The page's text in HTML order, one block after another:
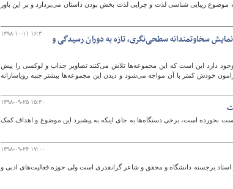
موضوع زیبایی شناسی لذت و چرایی لذت بخش بودن داستان می‌پردازد و بر این باور
۱۳۹۸-۱۰-۱۱ ۱۶:۳۰
سخاوتمندانه سطحی‌نگری، تازه به دوران رسیدگی و
دارد این است که این مجموعه‌ها تلاش می‌کنند تصاویر جذاب و لوکسی را پیش
خودش کمتر با آن مواجه می‌شود و دیدن این مجموعه‌ها بیشتر جنبه رویاسازانه
۱۳۹۸-۰۹-۲۵ ۱۵:۳۰
نخورده است، برخی دستگاه‌ها به جای اینکه به پیشبرد این موضوع و اهداف کمک
۱۳۹۸-۰۹-۲۴ ۱۷:۰۰
برجسته دانشگاه و محقق و شاعر گرانقدری است ولی حوزه فعالیت‌های ادبی و